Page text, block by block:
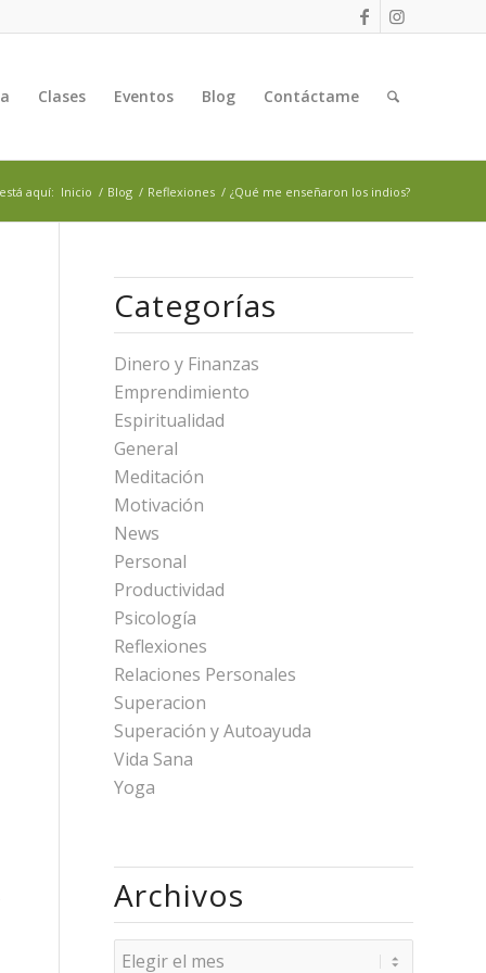
Clases Eventos Blog Contáctame
aquí: Inicio / Blog / Reflexiones / ¿Qué me enseñaron los indios?
Categorías
Dinero y Finanzas
Emprendimiento
Espiritualidad
General
Meditación
Motivación
News
Personal
Productividad
Psicología
Reflexiones
Relaciones Personales
Superacion
Superación y Autoayuda
Vida Sana
Yoga
Archivos